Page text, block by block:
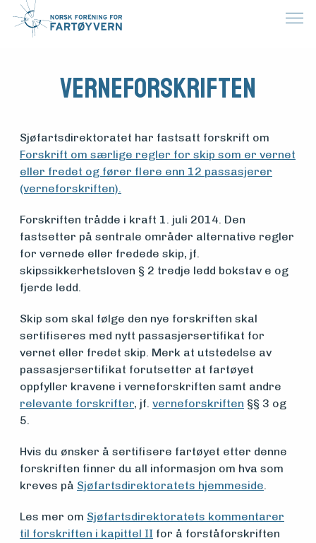
Medlemsfartøy
Verneforskriften
Sjøfartsdirektoratet har fastsatt forskrift om
Forskrift om særlige regler for skip som er vernet
eller fredet og fører flere enn 12 passasjerer
(verneforskriften).
Forskriften trådde i kraft 1. juli 2014. Den
fastsetter på sentrale områder alternative regler
for vernede eller fredede skip, jf.
skipssikkerhetsloven § 2 tredje ledd bokstav e og
fjerde ledd.
Skip som skal følge den nye forskriften skal
sertifiseres med nytt passasjersertifikat for
vernet eller fredet skip. Merk at utstedelse av
passasjersertifikat forutsetter at fartøyet
oppfyller kravene i verneforskriften samt andre
relevante forskrifter, jf. verneforskriften §§ 3 og
5.
Hvis du ønsker å sertifisere fartøyet etter denne
forskriften finner du all informasjon om hva som
kreves på Sjøfartsdirektoratets hjemmeside.
Les mer om Sjøfartsdirektoratets kommentarer
til forskriften i kapittel II for å forståforskriften